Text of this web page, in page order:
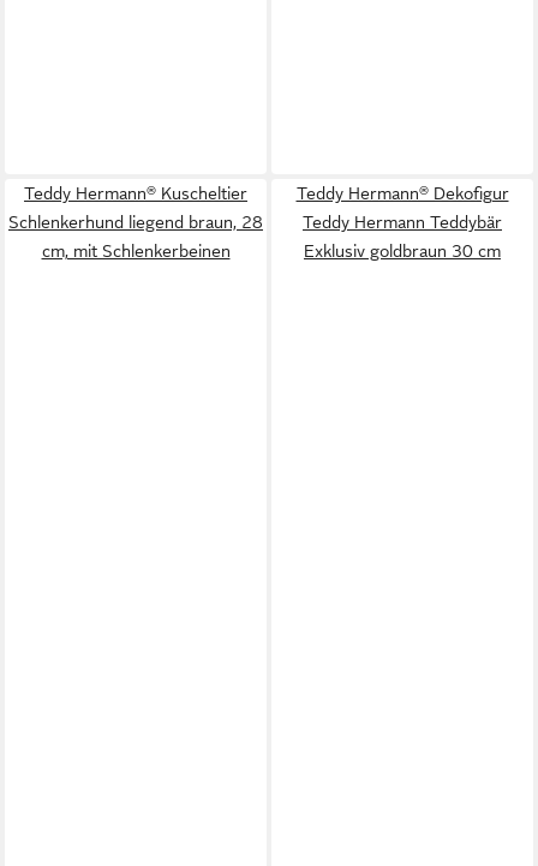
Teddy Hermann® Kuscheltier
Schlenkerhund liegend braun, 28
cm, mit Schlenkerbeinen
Teddy Hermann® Dekofigur
Teddy Hermann Teddybär
Exklusiv goldbraun 30 cm